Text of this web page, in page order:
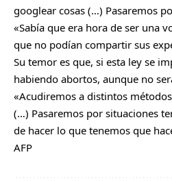
googlear cosas (…) Pasaremos
«Sabía que era hora de ser una
que no podían compartir sus
Su temor es que, si esta ley se
habiendo abortos, aunque no
«Acudiremos a distintos
(…) Pasaremos por situaciones
de hacer lo que tenemos que
AFP